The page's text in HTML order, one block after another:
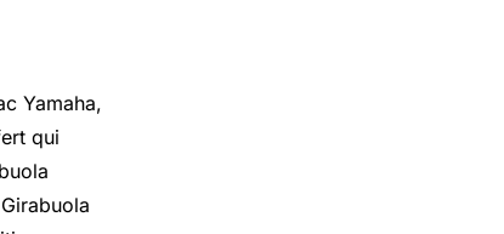
Yamaha,
qui